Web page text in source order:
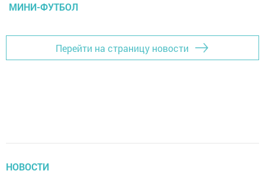
МИНИ-ФУТБОЛ
Перейти на страницу новости
НОВОСТИ